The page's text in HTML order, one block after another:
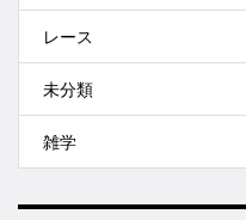
レース
未分類
雑学